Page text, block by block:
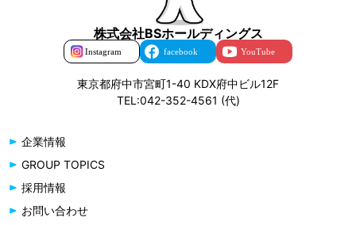
株式会社BSホールディングス
東京都府中市宮町1-40 KDX府中ビル12F
TEL:042-352-4561 (代)
企業情報
GROUP TOPICS
採用情報
お問い合わせ